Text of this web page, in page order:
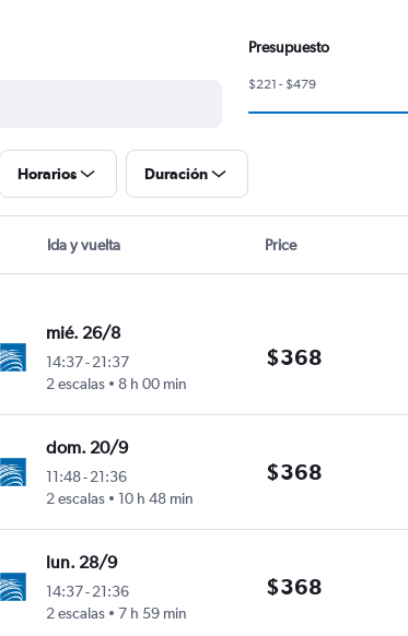
Presupuesto
$221 - $479
Horarios Duración
Ida y vuelta Price
mié. 26/8
14:37-21:37
2 escalas
8 h 00 min
$368
dom. 20/9
11:48-21:36
2 escalas
10 h 48 min
$368
lun. 28/9
14:37-21:36
2 escalas
7 h 59 min
$368